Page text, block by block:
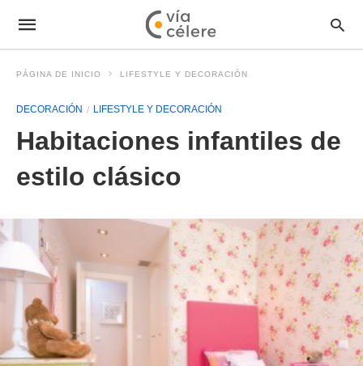
PÁGINA DE INICIO LIFESTYLE Y DECORACIÓN
DECORACIÓN LIFESTYLE Y DECORACIÓN
Habitaciones infantiles de
estilo clásico